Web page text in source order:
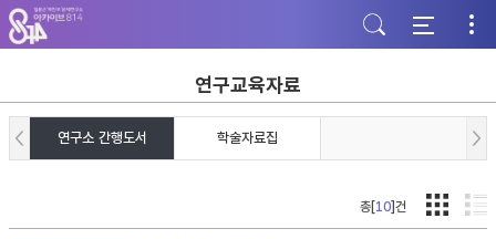
주
메
뉴
가
기
본
문
바
기
하
단
바
기
연구교육자료
연구소 간행도서 학술자료집
총[10]건